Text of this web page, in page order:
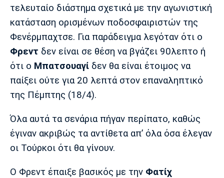
Ίντερ Μίλαν Μπάγερν
Μπορούσια
Ντόρτμουντ
Παρί Σεν
Ζερμέν
Μαρσέιγ
Ερυθρός
Αστέρας
Τότεναμ
τελευταίο διάστημα σχετικά με την αγωνιστική
κατάσταση ορισμένων ποδοσφαιριστών της
Φενέρμπαχτσε. Για παράδειγμα λεγόταν ότι ο
Φρεντ δεν είναι σε θέση να βγάζει 90λεπτο ή
ότι ο Μπατσουαγί δεν θα είναι έτοιμος να
παίξει ούτε για 20 λεπτά στον επαναληπτικό
της Πέμπτης (18/4).
Όλα αυτά τα σενάρια πήγαν περίπατο, καθώς
έγιναν ακριβώς τα αντίθετα απ’ όλα όσα έλεγαν
οι Τούρκοι ότι θα γίνουν.
Ο Φρεντ έπαιξε βασικός με την Φατίχ